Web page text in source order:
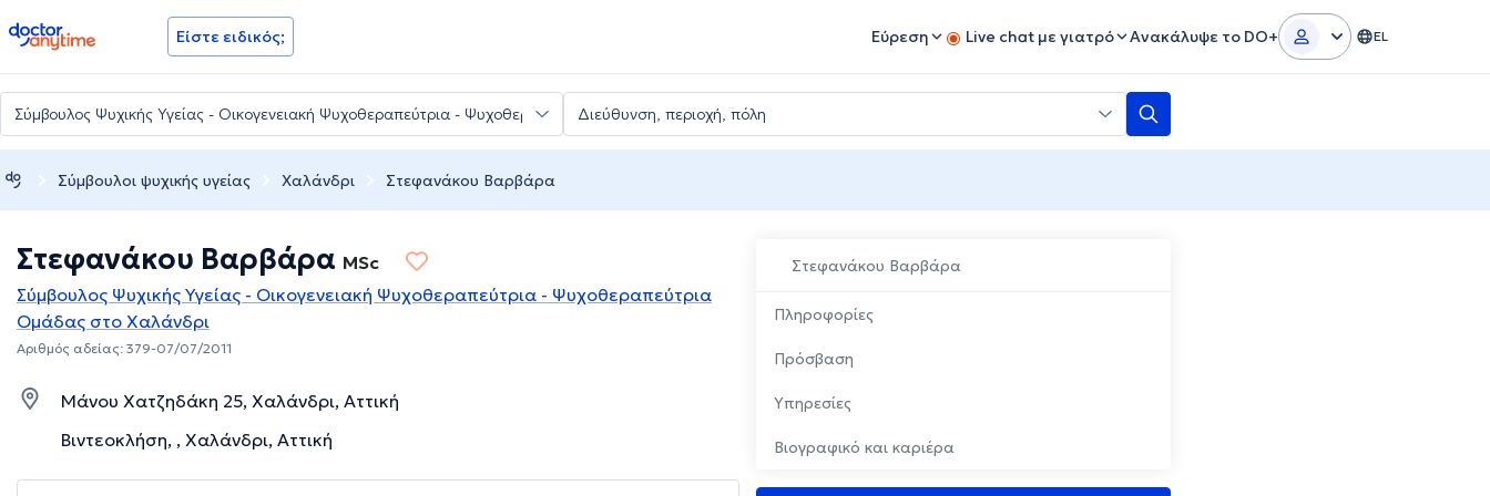
doctoranytime Είστε ειδικός; Εύρεση Live chat με γιατρό Ανακάλυψε το DO+ EL
Σύμβουλοι ψυχικής υγείας Χαλάνδρι Στεφανάκου Βαρβάρα
Στεφανάκου Βαρβάρα
Πληροφορίες
Πρόσβαση
Υπηρεσίες
Βιογραφικό και καριέρα
Στεφανάκου Βαρβάρα MSc
Σύμβουλος Ψυχικής Υγείας - Οικογενειακή Ψυχοθεραπεύτρια - Ψυχοθεραπεύτρια
Ομάδας στο Χαλάνδρι
Αριθμός αδείας: 379-07/07/2011
Μάνου Χατζηδάκη 25, Χαλάνδρι, Αττική
Βιντεοκλήση, , Χαλάνδρι, Αττική